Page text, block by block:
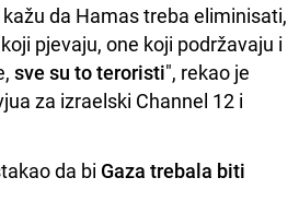
da Hamas treba eliminisati,
pjevaju, one koji podržavaju i
sve su to teroristi", rekao je
za izraelski Channel 12 i
da bi Gaza trebala biti